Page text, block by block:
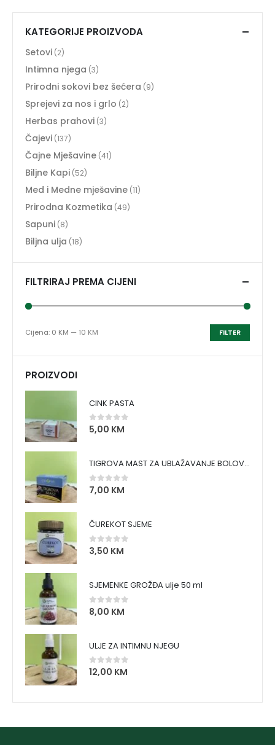
KATEGORIJE PROIZVODA
Setovi (2)
Intimna njega (3)
Prirodni sokovi bez šećera (9)
Sprejevi za nos i grlo (2)
Herbas prahovi (3)
Čajevi (137)
Čajne Mješavine (41)
Biljne Kapi (52)
Med i Medne mješavine (11)
Prirodna Kozmetika (49)
Sapuni (8)
Biljna ulja (18)
FILTRIRAJ PREMA CIJENI
FILTER
Cijena: 0 KM — 10 KM
PROIZVODI
CINK PASTA
0 out of 5
5,00 KM
TIGROVA MAST ZA UBLAŽAVANJE BOLOVA I ZAGRIJAVANJE MIŠIĆA
0 out of 5
7,00 KM
ČUREKOT SJEME
0 out of 5
3,50 KM
SJEMENKE GROŽĐA ulje 50 ml
0 out of 5
8,00 KM
ULJE ZA INTIMNU NJEGU
0out of 5
12,00 KM